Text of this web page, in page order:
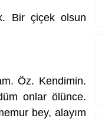
Bir çiçek olsun
Öz. Kendimin.
onlar ölünce.
bey, alayım